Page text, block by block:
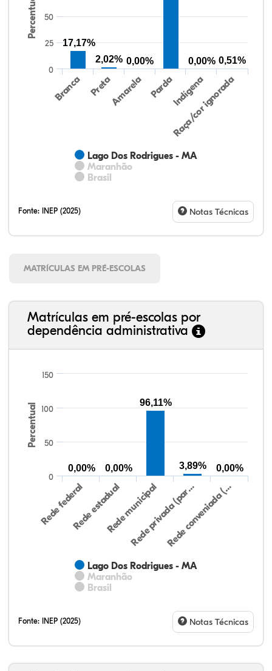
Percentual
Lago Dos Rodrigues - MA
Maranhão
Brasil
Branca PretaAmarela PardaIndígena
Raça/cor ignorada
0
25
50
17,17%
2,02% 0,00% 0,00% 0,51%
Fonte: INEP (2025) Notas Técnicas
MATRÍCULAS EM PRÉ-ESCOLAS
Matrículas em pré-escolas por
dependência administrativa
Percentual
Lago Dos Rodrigues - MA
Maranhão
Brasil
Rede federalRede estadualRede municipal
Rede privada (par…Rede conveniada (…
0
50
100
150
0,00% 0,00%
96,11%
3,89% 0,00%
Fonte: INEP (2025) Notas Técnicas